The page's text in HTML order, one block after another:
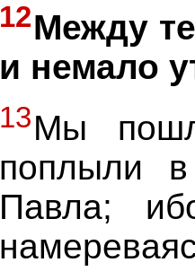
12Между
и немало
13Мы
поплыли
Павла;